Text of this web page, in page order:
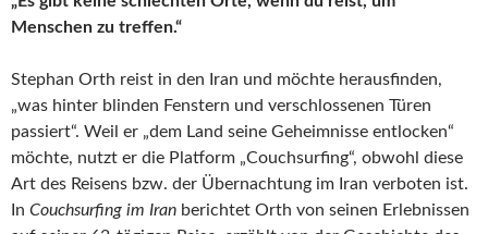
Menschen zu treffen.“
Stephan Orth reist in den Iran und möchte herausfinden,
„was hinter blinden Fenstern und verschlossenen Türen
passiert“. Weil er „dem Land seine Geheimnisse entlocken“
möchte, nutzt er die Platform „Couchsurfing“, obwohl diese
Art des Reisens bzw. der Übernachtung im Iran verboten ist.
In Couchsurfing im Iran berichtet Orth von seinen Erlebnissen